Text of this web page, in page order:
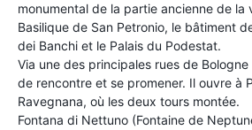
monumental de la partie ancienne de la
Basilique de San Petronio, le bâtiment
dei Banchi et le Palais du Podestat.
Via une des principales rues de Bologne
de rencontre et se promener. Il ouvre à
Ravegnana, où les deux tours montée.
Fontana di Nettuno (Fontaine de